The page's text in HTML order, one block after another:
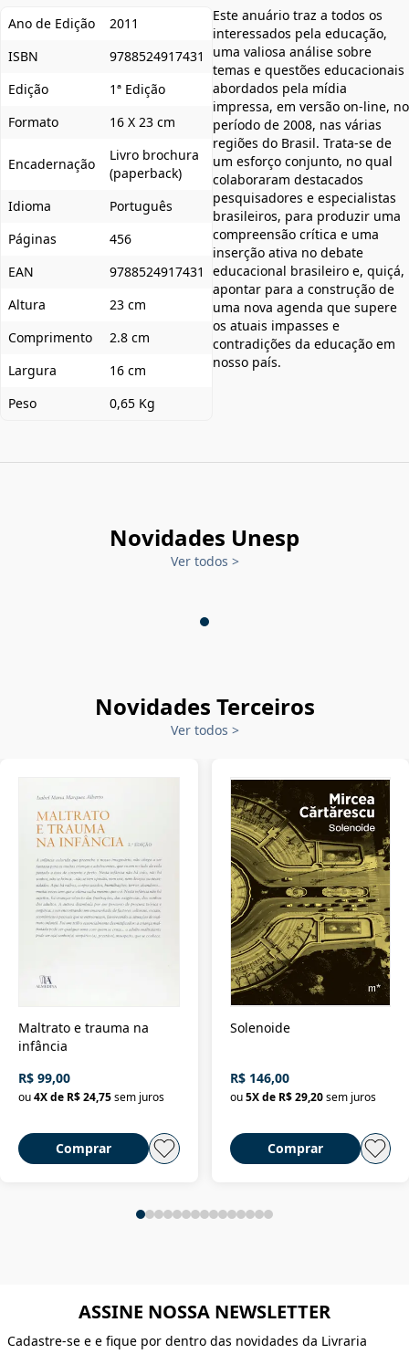
Ano de Edição
2011
ISBN
9788524917431
Edição
1ª Edição
Formato
16 X 23 cm
Encadernação
Livro brochura
(paperback)
Idioma
Português
Páginas
456
EAN
9788524917431
Altura
23 cm
Comprimento
2.8 cm
Largura
16 cm
Peso
0,65 Kg
Este anuário traz a todos os
interessados pela educação,
uma valiosa análise sobre
temas e questões educacionais
abordados pela mídia
impressa, em versão on-line, no
período de 2008, nas várias
regiões do Brasil. Trata-se de
um esforço conjunto, no qual
colaboraram destacados
pesquisadores e especialistas
brasileiros, para produzir uma
compreensão crítica e uma
inserção ativa no debate
educacional brasileiro e, quiçá,
apontar para a construção de
uma nova agenda que supere
os atuais impasses e
contradições da educação em
nosso país.
Novidades Unesp
Ver todos >
Novidades Terceiros
Ver todos >
Maltrato e trauma na
infância
R$ 99,00
ou4X de R$ 24,75sem juros
Comprar
Solenoide
R$ 146,00
ou 5X de R$ 29,20 sem juros
Comprar
ASSINE NOSSA NEWSLETTER
Cadastre-se e e fique por dentro das novidades da Livraria